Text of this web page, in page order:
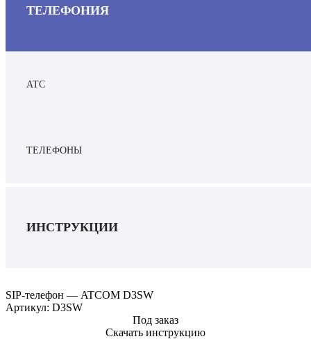
ТЕЛЕФОНИЯ
АТС
ТЕЛЕФОНЫ
ИНСТРУКЦИИ
SIP-телефон — ATCOM D3SW
Артикул: D3SW
Под заказ
Скачать инструкцию